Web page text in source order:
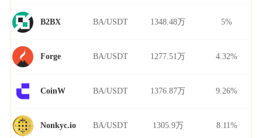
B2BX BA/USDT 1348.48万 5%
Forge BA/USDT 1277.51万 4.32%
CoinW BA/USDT 1376.87万 9.26%
Nonkyc.io BA/USDT 1305.9万 8.11%